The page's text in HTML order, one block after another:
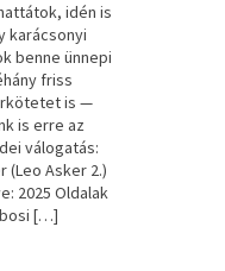
idén is
karácsonyi
benne ünnepi
friss
is —
is erre az
válogatás:
(Leo Asker 2.)
2025 Oldalak
[…]